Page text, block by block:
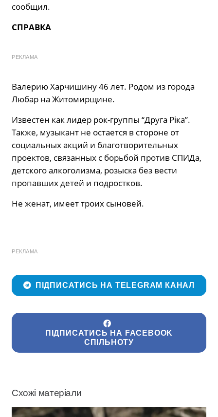
сообщил.
СПРАВКА
РЕКЛАМА
Валерию Харчишину 46 лет. Родом из города
Любар на Житомирщине.
Известен как лидер рок-группы “Друга Ріка”.
Также, музыкант не остается в стороне от
социальных акций и благотворительных
проектов, связанных с борьбой против СПИДа,
детского алкоголизма, розыска без вести
пропавших детей и подростков.
Не женат, имеет троих сыновей.
РЕКЛАМА
ПІДПИСАТИСЬ НА TELEGRAM КАНАЛ
ПІДПИСАТИСЬ НА FACEBOOK
СПІЛЬНОТУ
Схожі матеріали